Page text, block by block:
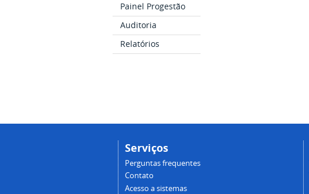
Painel Progestão
Auditoria
Relatórios
Serviços
Perguntas frequentes
Contato
Acesso a sistemas